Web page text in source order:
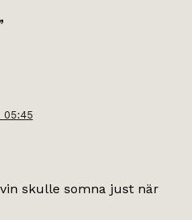
05:45
skulle somna just när